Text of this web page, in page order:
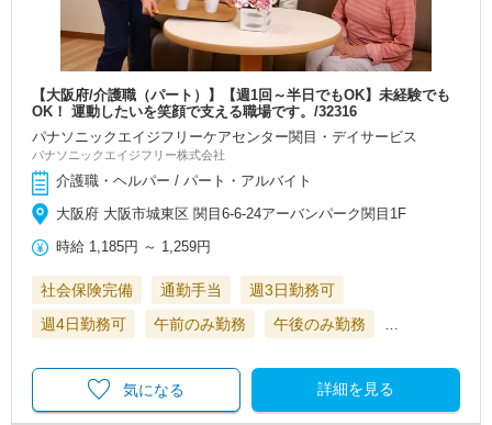
【大阪府/介護職（パート）】【週1回～半日でもOK】未経験でも
OK！ 運動したいを笑顔で支える職場です。/32316
パナソニックエイジフリーケアセンター関目・デイサービス
パナソニックエイジフリー株式会社
介護職・ヘルパー / パート・アルバイト
大阪府 大阪市城東区 関目6-6-24アーバンパーク関目1F
時給 1,185円 ～ 1,259円
社会保険完備 通勤手当
週3日勤務可
週4日勤務可
午前のみ勤務 午後のみ勤務 …
詳細を見る
気になる